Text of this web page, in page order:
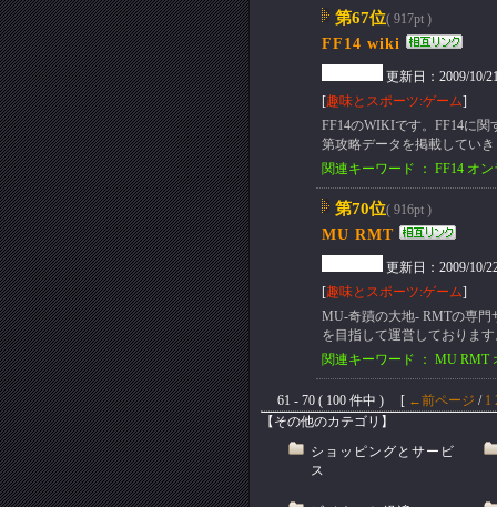
第67位( 917pt )
FF14 wiki
更新日：2009/10/
[趣味とスポーツ:ゲーム]
FF14のWIKIです。FF14に
第攻略データを掲載してい
関連キーワード ： FF14 オ
第70位( 916pt )
MU RMT
更新日：2009/10/
[趣味とスポーツ:ゲーム]
MU-奇蹟の大地- RMTの専門
を目指して運営しておりま
関連キーワード ： MU RMT
61 - 70 ( 100 件中 ) [ ←前ページ / 1
【その他のカテゴリ】
ショッピングとサービ
ス